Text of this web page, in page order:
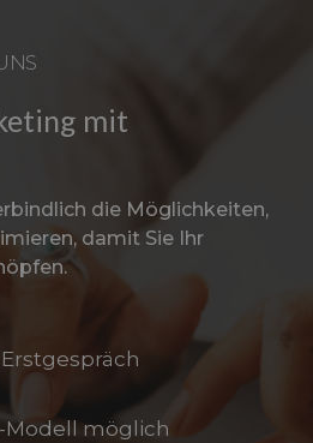
mit
die Möglichkeiten,
damit Sie Ihr
Modell möglich